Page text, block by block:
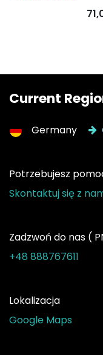
Current
Germany
Potrzebujesz
Skontaktuj się z
Zadzwoń do nas (
+48 888767611
Lokalizacja
Google Maps